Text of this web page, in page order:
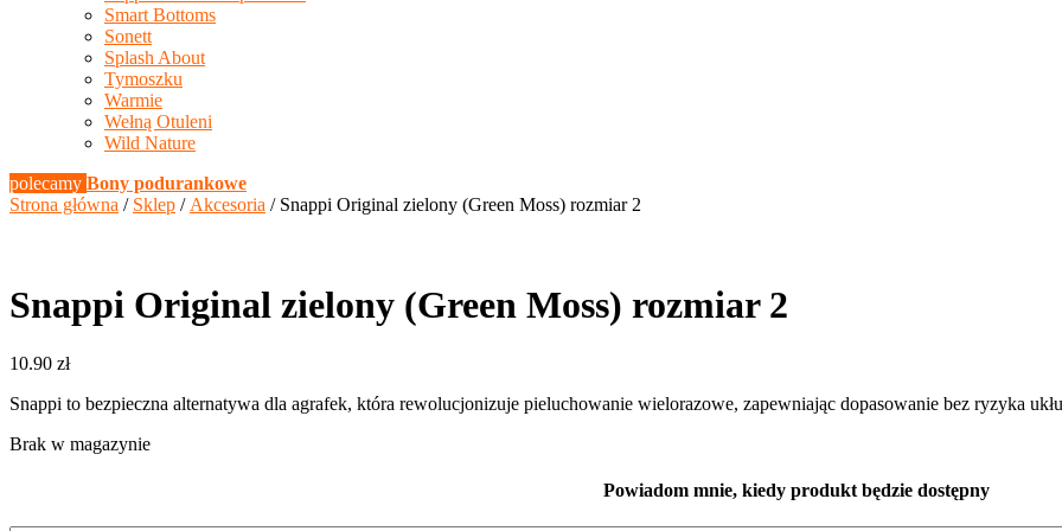
Smart Bottoms
Sonett
Splash About
Tymoszku
Warmie
Wełną Otuleni
Wild Nature
polecamy Bony podurankowe
Strona główna / Sklep / Akcesoria / Snappi Original zielony (Green Moss) rozmiar 2
Snappi Original zielony (Green Moss) rozmiar 2
10.90 zł
Snappi to bezpieczna alternatywa dla agrafek, która rewolucjonizuje pieluchowanie wielorazowe, zapewniając dopasowanie bez ryzyka
Brak w magazynie
Powiadom mnie, kiedy produkt będzie dostępny